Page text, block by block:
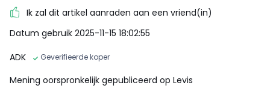
Ik zal dit artikel aanraden aan een vriend(in)
Datum gebruik 2025-11-15 18:02:55
ADK
Geverifieerde koper
Mening oorspronkelijk gepubliceerd op Levis